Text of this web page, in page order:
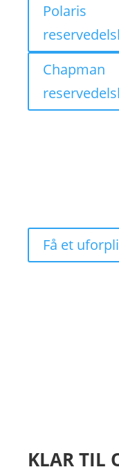
Polaris
Chapman
Få et
KLAR TIL